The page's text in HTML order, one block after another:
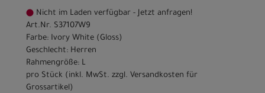
Nicht im Laden verfügbar - Jetzt anfragen!
Art.Nr. S37107W9
Farbe: Ivory White (Gloss)
Geschlecht: Herren
Rahmengröße: L
pro Stück (inkl. MwSt. zzgl. Versandkosten für
Grossartikel )